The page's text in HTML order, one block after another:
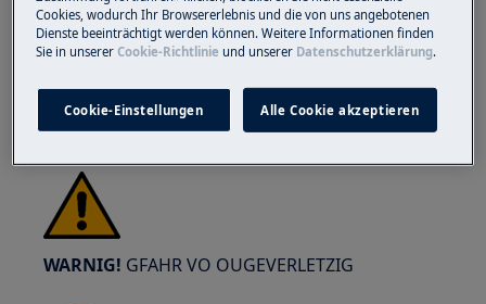
bewege. Verwänd immer
Sicherheitshandschueh und Sicherheitsschueh.
dich vor Schnittwunde vo scharfe Kante
z'schütze.
WARNIG! GFAHR VO OUGEVERLETZIG
Cookies, wodurch Ihr Browsererlebnis und die von uns angebotenen
Dienste beeinträchtigt werden können. Weitere Informationen finden
Sie in unsererCookie-Richtlinie und unserer Datenschutzerklärung.
Cookie-Einstellungen Alle Cookie akzeptieren